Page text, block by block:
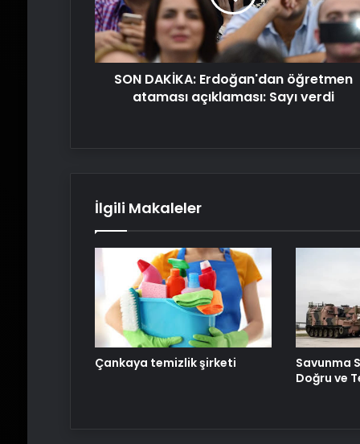
açıklaması:
Sayı
verdi
SON DAKİKA: Erdoğan'dan öğretmen
ataması açıklaması: Sayı verdi
İlgili Makaleler
Çankaya temizlik şirketi
Savunma
Doğru ve